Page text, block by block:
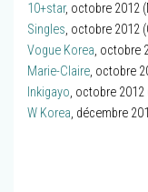
10+star, octobre 2012
Singles, octobre 2012
Vogue Korea, octobre
Marie-Claire, octobre
Inkigayo, octobre 2012
W Korea, décembre